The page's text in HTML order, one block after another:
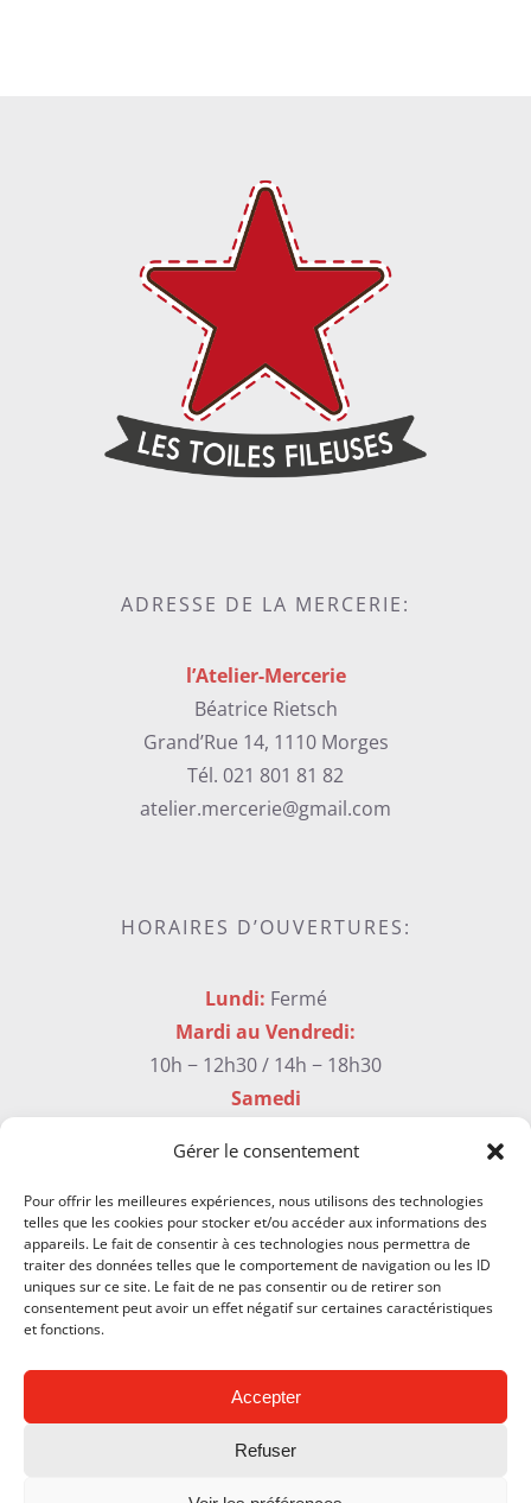
Gérer le consentement
Pour offrir les meilleures expériences, nous utilisons des technologies
telles que les cookies pour stocker et/ou accéder aux informations des
appareils. Le fait de consentir à ces technologies nous permettra de
traiter des données telles que le comportement de navigation ou les ID
uniques sur ce site. Le fait de ne pas consentir ou de retirer son
consentement peut avoir un effet négatif sur certaines caractéristiques
et fonctions.
Accepter
Refuser
ADRESSE DE LA MERCERIE:
l’Atelier-Mercerie
Béatrice Rietsch
Grand’Rue 14, 1110 Morges
Tél. 021 801 81 82
atelier.mercerie@gmail.com
HORAIRES D’OUVERTURES:
Lundi: Fermé
Mardi au Vendredi:
10h − 12h30 / 14h − 18h30
Samedi
Newsletter & Contact